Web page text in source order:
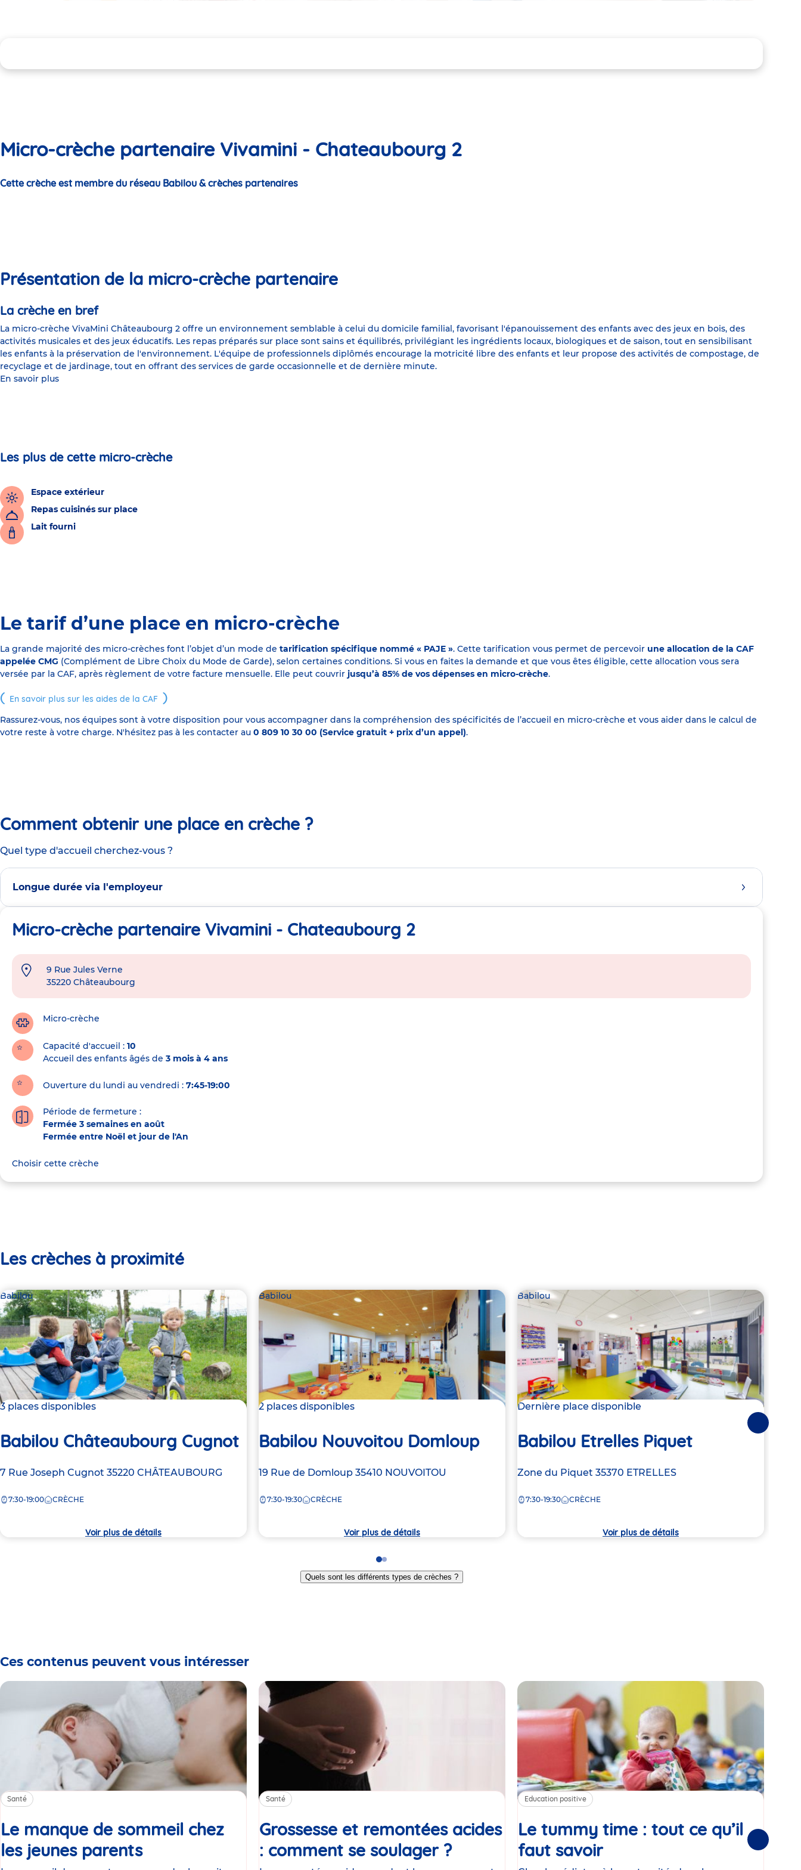
Micro-crèche partenaire Vivamini - Chateaubourg 2
Cette crèche est membre du réseau Babilou & crèches partenaires
Présentation de la micro-crèche partenaire
La crèche en bref
La micro-crèche VivaMini Châteaubourg 2 offre un environnement semblable à celui du domicile familial, favorisant l'épanouissement des enfants avec des jeux en bois, des
activités musicales et des jeux éducatifs. Les repas préparés sur place sont sains et équilibrés, privilégiant les ingrédients locaux, biologiques et de saison, tout en sensibilisant
les enfants à la préservation de l'environnement. L'équipe de professionnels diplômés encourage la motricité libre des enfants et leur propose des activités de compostage, de
recyclage et de jardinage, tout en offrant des services de garde occasionnelle et de dernière minute.
En savoir plus
Les plus de cette micro-crèche
Espace extérieur
Repas cuisinés sur place
Lait fourni
Le tarif d’une place en micro-crèche
La grande majorité des micro-crèches font l’objet d’un mode de tarification spécifique nommé « PAJE ». Cette tarification vous permet de percevoir une allocation de la CAF
appelée CMG (Complément de Libre Choix du Mode de Garde), selon certaines conditions. Si vous en faites la demande et que vous êtes éligible, cette allocation vous sera
versée par la CAF, après règlement de votre facture mensuelle. Elle peut couvrir jusqu’à 85% de vos dépenses en micro-crèche.
En savoir plus sur les aides de la CAF
Rassurez-vous, nos équipes sont à votre disposition pour vous accompagner dans la compréhension des spécificités de l’accueil en micro-crèche et vous aider dans le calcul de
votre reste à votre charge. N'hésitez pas à les contacter au 0 809 10 30 00 (Service gratuit + prix d’un appel).
Comment obtenir une place en crèche ?
Quel type d'accueil cherchez-vous ?
Longue durée via l'employeur
Micro-crèche partenaire Vivamini - Chateaubourg 2
Adresse
crèche
9 Rue Jules Verne
35220 Châteaubourg
Micro-crèche
Capacité d'accueil
10
Accueil des enfants âgés de 3 mois à 4 ans
Ouverture du lundi au vendredi : 7:45-19:00
Période de fermeture :
Fermée 3 semaines en août
Fermée entre Noël et jour de l'An
Choisir cette crèche
Les crèches à proximité
Babilou
3 places disponibles
Babilou Châteaubourg Cugnot
Adresse
la
7 Rue Joseph Cugnot 35220 CHÂTEAUBOURG
7:30-19:00 CRÈCHE
Voir plus de détails
Babilou
2 places disponibles
Babilou Nouvoitou Domloup
Adresse
la
19 Rue de Domloup 35410 NOUVOITOU
7:30-19:30 CRÈCHE
Voir plus de détails
Babilou
Dernière place disponible
Babilou Etrelles Piquet
Adresse
la
Zone du Piquet 35370 ETRELLES
7:30-19:30 CRÈCHE
Voir plus de détails
Suivantes
Go
to
slide
Go
to
slide
Quels sont les différents types de crèches ?
Ces contenus peuvent vous intéresser
Santé
Le manque de sommeil chez
les jeunes parentsArticle
Santé
Grossesse et remontées acides
: comment se soulager ?Article
Education positive
Le tummy time : tout ce qu’il
faut savoirArticle Suivantes